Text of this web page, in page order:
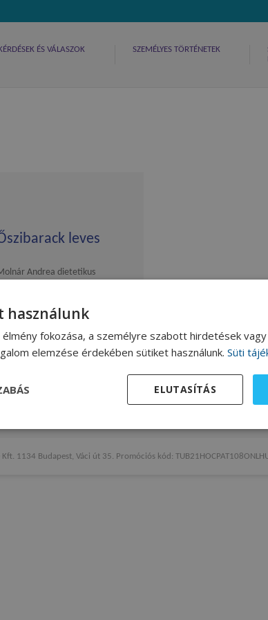
ÉS VÁLASZOK SZEMÉLYES TÖRTÉNETEK
leves
Andrea dietetikus
célja a tájékoztatás. A jelen weboldalon szereplő
a kezelést. Egészségügyi probléma esetén haladéktalanul
Kft. 1134 Budapest, Váci út 35. Promóciós kód:
használunk
élmény fokozása, a személyre szabott hirdetések
elemzése érdekében sütiket használunk. Süti
ELUTASÍTÁS